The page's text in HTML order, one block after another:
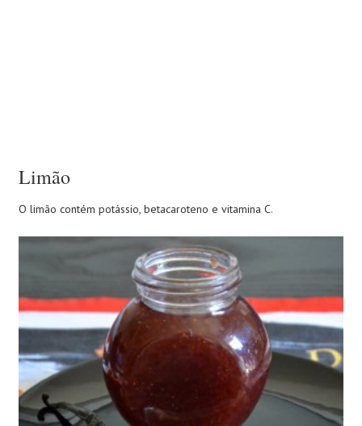
Limão
O limão contém potássio, betacaroteno e vitamina C.